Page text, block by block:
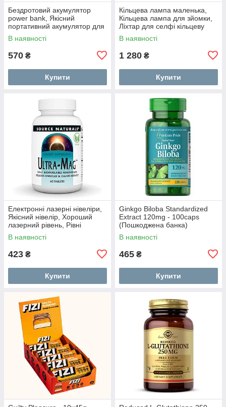
Бездротовий акумулятор
power bank, Якісний
портативний акумулятор для
телефону, Powerbank для
дому VG-33
В наявності
570 ₴
Купити
Кільцева лампа маленька,
Кільцева лампа для зйомки,
Ліхтар для селфі кільцеву
лампу QV-94
В наявності
1 280 ₴
Купити
Електронні лазерні нівеліри,
Якісний нівелір, Хороший
лазерний рівень, Рівні
будівельні професійні OA-27
В наявності
423 ₴
Купити
Ginkgo Biloba Standardized
Extract 120mg - 100caps
(Пошкоджена банка)
В наявності
465 ₴
Купити